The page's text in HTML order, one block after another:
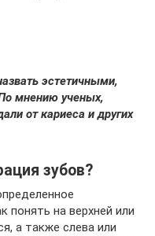
эстетичными,
мнению ученых,
от кариеса и других
зубов?
понять на верхней или
а также слева или